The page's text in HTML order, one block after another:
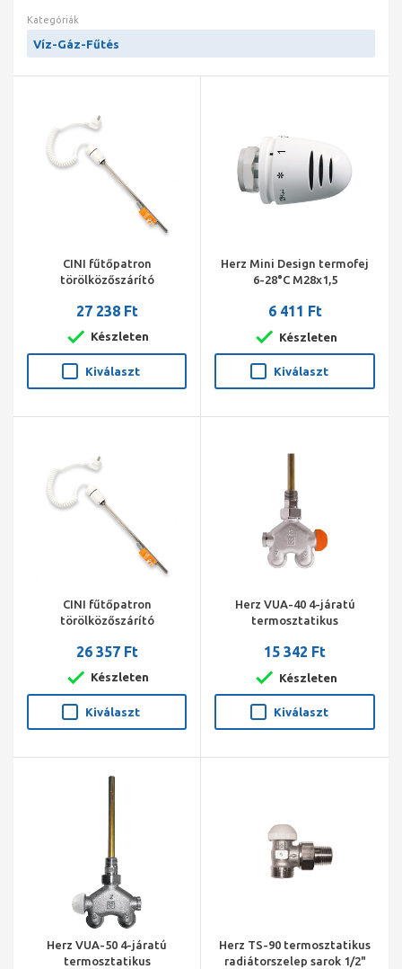
Kategóriák
Víz-Gáz-Fűtés
CINI fűtőpatron
törölközőszárító
27 238 Ft
Készleten
Kiválaszt
Herz Mini Design termofej
6-28°C M28x1,5
6 411 Ft
Készleten
Kiválaszt
CINI fűtőpatron
törölközőszárító
26 357 Ft
Készleten
Kiválaszt
Herz VUA-40 4-járatú
termosztatikus
150/11 kétcs.jobbos, 4 cm,
15 342 Ft
Készleten
Kiválaszt
Herz VUA-50 4-járatú
termosztatikus
Herz TS-90 termosztatikus
radiátorszelep sarok 1/2"